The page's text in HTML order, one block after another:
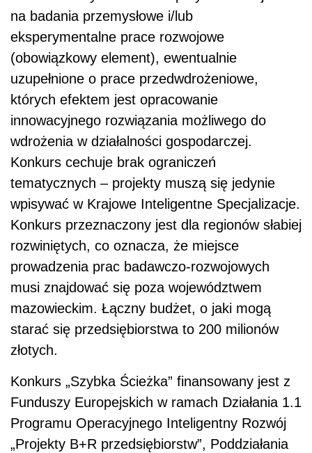
na badania przemysłowe i/lub
eksperymentalne prace rozwojowe
(obowiązkowy element), ewentualnie
uzupełnione o prace przedwdrożeniowe,
których efektem jest opracowanie
innowacyjnego rozwiązania możliwego do
wdrożenia w działalności gospodarczej.
Konkurs cechuje brak ograniczeń
tematycznych – projekty muszą się jedynie
wpisywać w Krajowe Inteligentne Specjalizacje.
Konkurs przeznaczony jest dla regionów słabiej
rozwiniętych, co oznacza, że miejsce
prowadzenia prac badawczo-rozwojowych
musi znajdować się poza województwem
mazowieckim. Łączny budżet, o jaki mogą
starać się przedsiębiorstwa to 200 milionów
złotych.
Konkurs „Szybka Ścieżka” finansowany jest z
Funduszy Europejskich w ramach Działania 1.1
Programu Operacyjnego Inteligentny Rozwój
„Projekty B+R przedsiębiorstw”, Poddziałania